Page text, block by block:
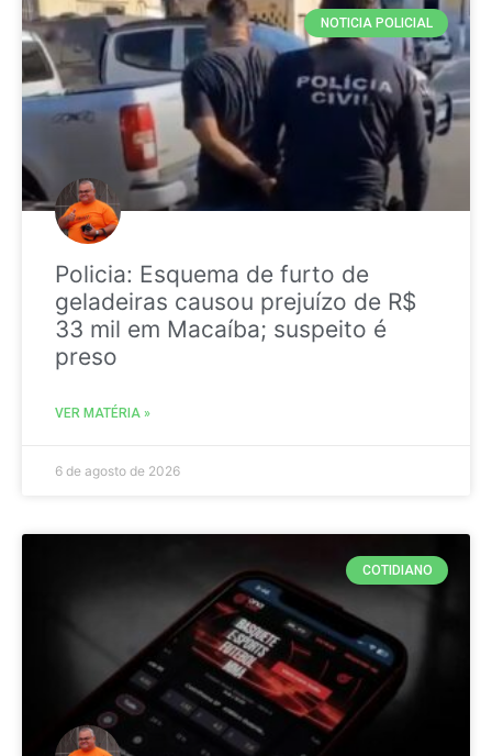
NOTICIA POLICIAL
Policia: Esquema de furto de
geladeiras causou prejuízo de R$
33 mil em Macaíba; suspeito é
preso
VER MATÉRIA »
6 de agosto de 2026
COTIDIANO